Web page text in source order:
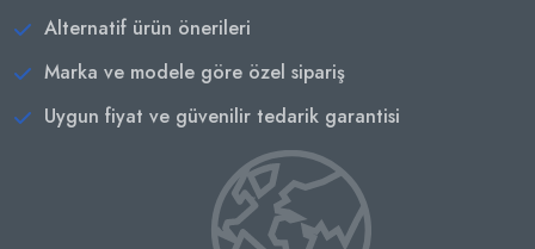
Alternatif ürün önerileri
Marka ve modele göre özel sipariş
Uygun fiyat ve güvenilir tedarik garantisi